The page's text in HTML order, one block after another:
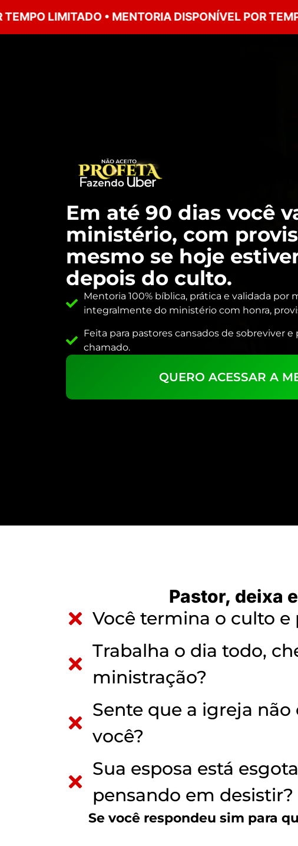
• MENTORIA DISPONÍVEL POR TEMPO
Em até 90 dias você
ministério, com
mesmo se hoje
depois do culto.
Mentoria 100% bíblica, prática e validada
integralmente do ministério com honra,
Feita para pastores cansados de sobreviver
chamado.
QUERO ACESSAR A
Pastor, deixa
Você termina o culto
Trabalha o dia todo,
ministração?
Sente que a igreja
você?
Sua esposa está
pensando em desistir?
Se você respondeu sim para